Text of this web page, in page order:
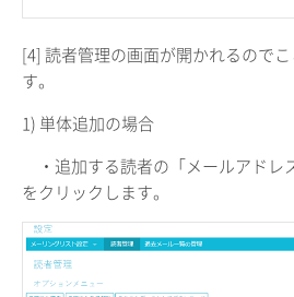
[4] 読者管理の画面が開かれるので
す。
1) 単体追加の場合
・追加する読者の「メールアドレ
をクリックします。